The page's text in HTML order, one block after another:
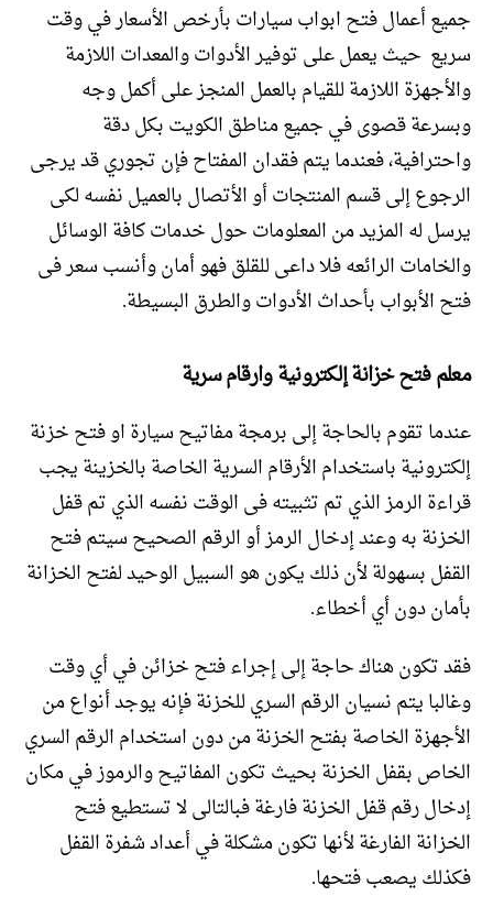
جميع أعمال فتح ابواب سيارات بأرخص الأسعار في وقت
سريع حيث يعمل على توفير الأدوات والمعدات اللازمة
والأجهزة اللازمة للقيام بالعمل المنجز على أكمل وجه
وبسرعة قصوى في جميع مناطق الكويت بكل دقة
واحترافية، فعندما يتم فقدان المفتاح فإن تجوري قد يرجى
الرجوع إلى قسم المنتجات أو الأتصال بالعميل نفسه لكى
يرسل له المزيد من المعلومات حول خدمات كافة الوسائل
والخامات الرائعه فلا داعى للقلق فهو أمان وأنسب سعر فى
فتح الأبواب بأحداث الأدوات والطرق البسيطة.
معلم فتح خزانة إلكترونية وارقام سرية
عندما تقوم بالحاجة إلى برمجة مفاتيح سيارة او فتح خزنة
إلكترونية باستخدام الأرقام السرية الخاصة بالخزينة يجب
قراءة الرمز الذي تم تثبيته فى الوقت نفسه الذي تم قفل
الخزنة به وعند إدخال الرمز أو الرقم الصحيح سيتم فتح
القفل بسهولة لأن ذلك يكون هو السبيل الوحيد لفتح الخزانة
بأمان دون أي أخطاء.
فقد تكون هناك حاجة إلى إجراء فتح خزائن في أي وقت
وغالبا يتم نسيان الرقم السري للخزنة فإنه يوجد أنواع من
الأجهزة الخاصة بفتح الخزنة من دون استخدام الرقم السري
الخاص بقفل الخزنة بحيث تكون المفاتيح والرموز في مكان
إدخال رقم قفل الخزنة فارغة فبالتالى لا تستطيع فتح
الخزانة الفارغة لأنها تكون مشكلة في أعداد شفرة القفل
فكذلك يصعب فتحها.